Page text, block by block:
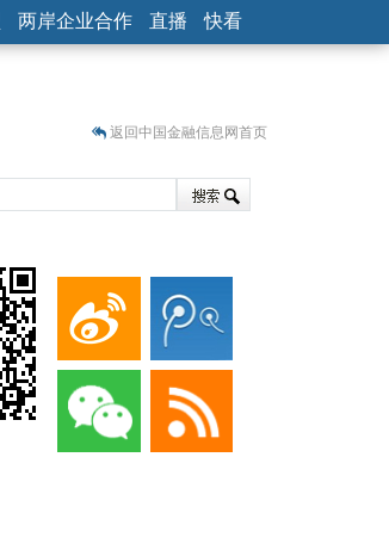
两岸企业合作 直播 快看
返回中国金融信息网首页